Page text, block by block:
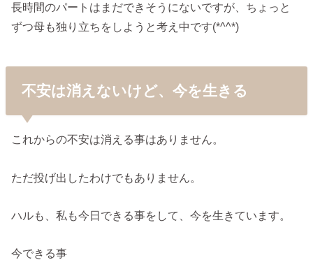
長時間のパートはまだできそうにないですが、ちょっと
ずつ母も独り立ちをしようと考え中です(*^^*)
不安は消えないけど、今を生きる
これからの不安は消える事はありません。
ただ投げ出したわけでもありません。
ハルも、私も今日できる事をして、今を生きています。
今できる事